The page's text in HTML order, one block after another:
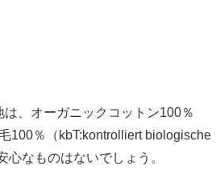
、オーガニックコットン100％
100％（kbT:kontrolliert biologische
なものはないでしょう。